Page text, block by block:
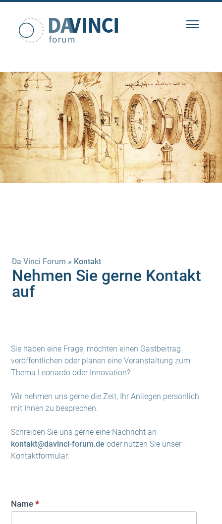
Da Vinci Forum » Kontakt
Nehmen Sie gerne Kontakt
auf
Sie haben eine Frage, möchten einen Gastbeitrag
veröffentlichen oder planen eine Veranstaltung zum
Thema Leonardo oder Innovation?
Wir nehmen uns gerne die Zeit, Ihr Anliegen persönlich
mit Ihnen zu besprechen.
Schreiben Sie uns gerne eine Nachricht an
kontakt@davinci-forum.de oder nutzen Sie unser
Kontaktformular.
Kontaktformular
Name*